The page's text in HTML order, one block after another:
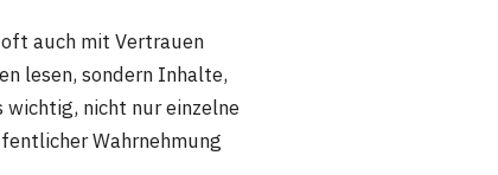
auch mit Vertrauen
lesen, sondern Inhalte,
nicht nur einzelne
Wahrnehmung